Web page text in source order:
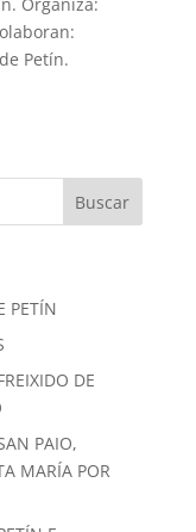
Petín.
PETÍN
DE
PAIO,
MARÍA POR